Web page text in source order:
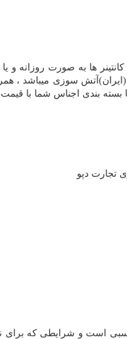
ها به صورت روزانه و
(ایران)آتش سوزی میباشد
بندی اجناس شما با
تجارت دپو
است و شرایطی که برای